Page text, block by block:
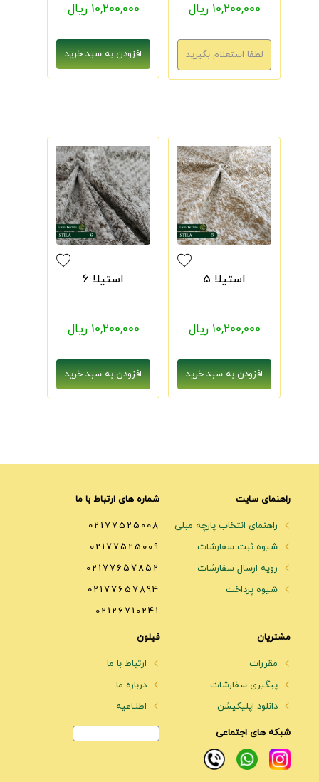
10,200,000 ریال 10,200,000 ریال
استیلا 5
10,200,000 ریال
استیلا 6
10,200,000 ریال
راهنمای سایت
راهنمای انتخاب پارچه مبلی
شیوه ثبت سفارشات
رویه ارسال سفارشات
شیوه پرداخت
شماره های ارتباط با ما
02177525008
02177525009
02177657852
02177657894
02126710241
مشتریان
مقررات
پیگیری سفارشات
دانلود اپلیکیشن
فیلون
ارتباط با ما
درباره ما
اطلـاعیه
شبکه های اجتماعی